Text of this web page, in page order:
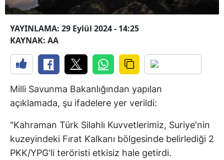
YAYINLAMA: 29 Eylül 2024 - 14:25
KAYNAK: AA
Milli Savunma Bakanlığından yapılan
açıklamada, şu ifadelere yer verildi:
"Kahraman Türk Silahlı Kuvvetlerimiz, Suriye'nin
kuzeyindeki Fırat Kalkanı bölgesinde belirlediği 2
PKK/YPG'li teröristi etkisiz hale getirdi.